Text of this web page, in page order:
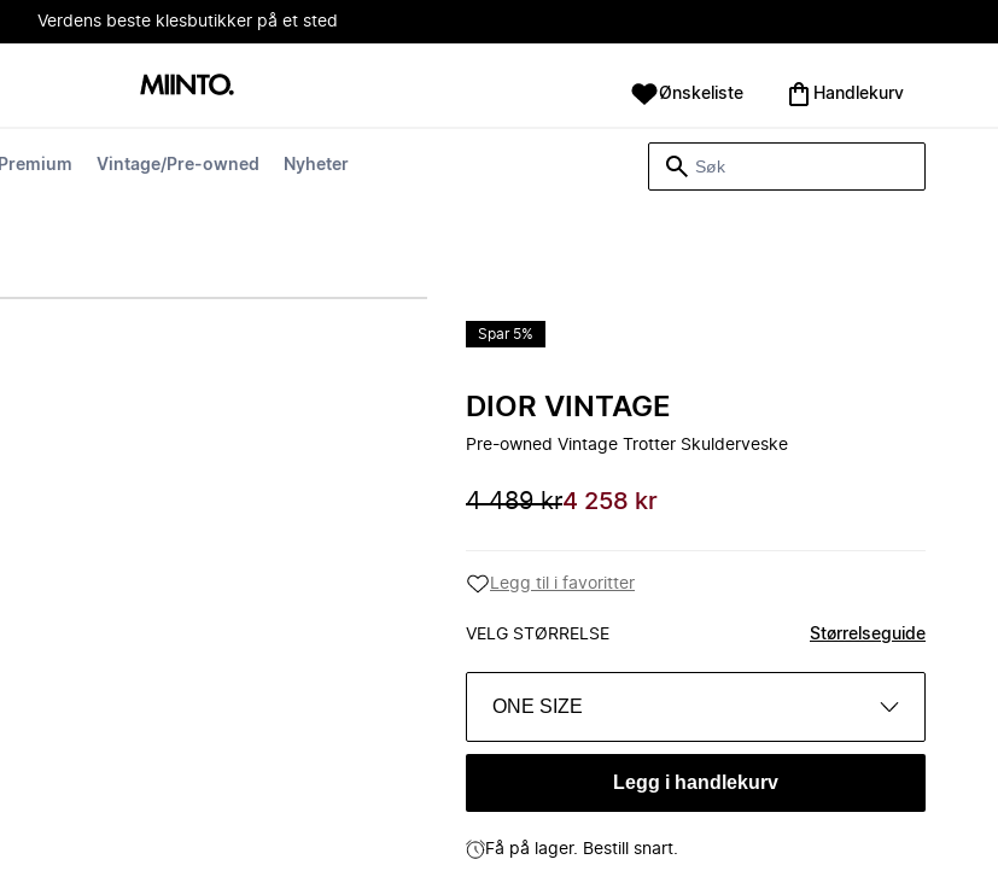
Verdens beste klesbutikker på et sted
Premium Vintage/Pre-owned Nyheter
Ønskeliste Handlekurv
Spar 5%
DIOR VINTAGE
Pre-owned Vintage Trotter Skulderveske
4 489 kr4 258 kr
Legg til i favoritter
VELG STØRRELSE Størrelseguide
ONE SIZE
Legg i handlekurv
Få på lager. Bestill snart.